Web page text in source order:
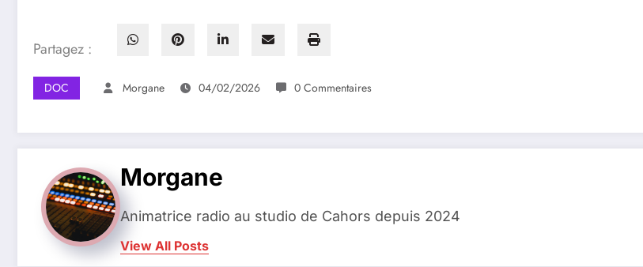
Partagez :
DOC Morgane 04/02/2026 0 Commentaires
Morgane
Animatrice radio au studio de Cahors depuis 2024
View All Posts